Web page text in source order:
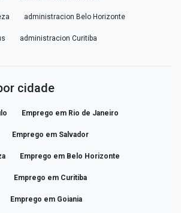
administracion Belo Horizonte
administracion Curitiba
cidade
Emprego em Rio de Janeiro
Emprego em Salvador
Emprego em Belo Horizonte
Emprego em Curitiba
Emprego em Goiania